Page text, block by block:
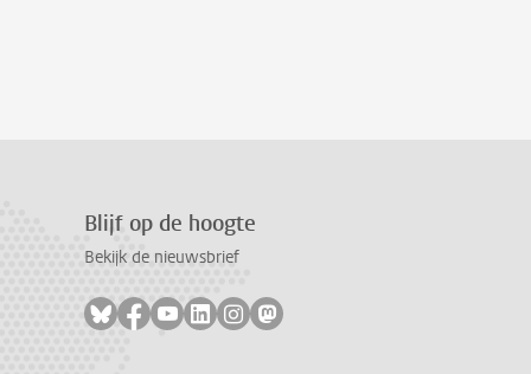
Blijf op de hoogte
Bekijk de nieuwsbrief
Volg ons op bluesky
Volg ons op facebook
Volg ons op youtube
Volg ons op linkedin
Volg ons op instagram
Volg ons op mastodon